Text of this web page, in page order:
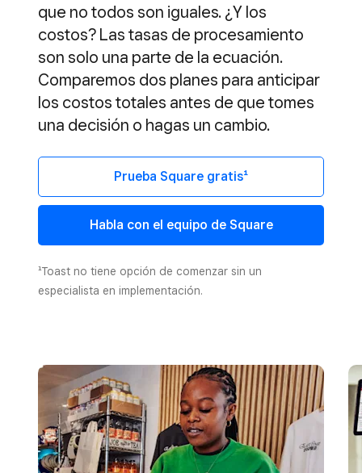
que no todos son iguales. ¿Y los
costos? Las tasas de procesamiento
son solo una parte de la ecuación.
Comparemos dos planes para anticipar
los costos totales antes de que tomes
una decisión o hagas un cambio.
Prueba Square gratis¹
Habla con el equipo de Square
¹Toast no tiene opción de comenzar sin un
especialista en implementación.